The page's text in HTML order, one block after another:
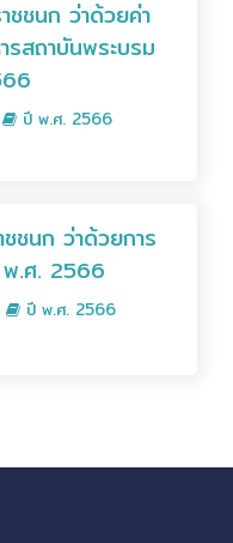
ชชนก ว่าด้วยค่า
สถาบันพระบรม
ปี พ.ศ. 2566
ชชนก ว่าด้วยการ
.ศ. 2566
ปี พ.ศ. 2566